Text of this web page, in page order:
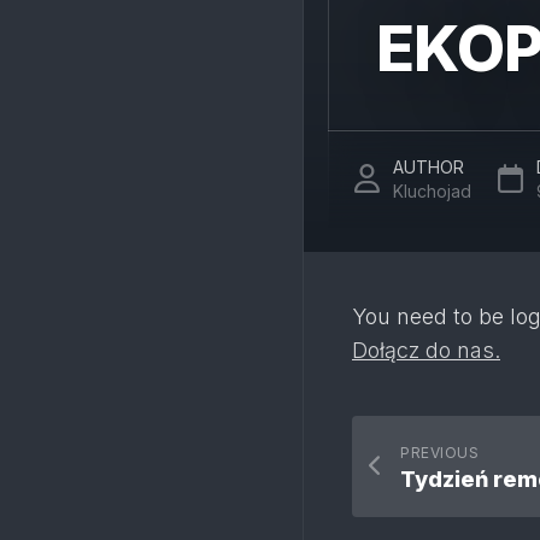
AUTHOR
Kluchojad
You need to be
Dołącz do nas.
PREVIOUS